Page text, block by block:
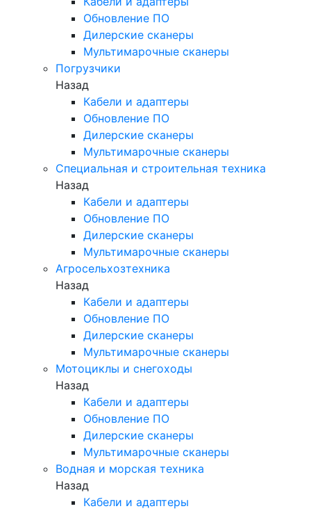
Обновление ПО
Дилерские сканеры
Мультимарочные сканеры
Погрузчики
Назад
Кабели и адаптеры
Обновление ПО
Дилерские сканеры
Мультимарочные сканеры
Специальная и строительная техника
Назад
Кабели и адаптеры
Обновление ПО
Дилерские сканеры
Мультимарочные сканеры
Агросельхозтехника
Назад
Кабели и адаптеры
Обновление ПО
Дилерские сканеры
Мультимарочные сканеры
Мотоциклы и снегоходы
Назад
Кабели и адаптеры
Обновление ПО
Дилерские сканеры
Мультимарочные сканеры
Водная и морская техника
Назад
Кабели и адаптеры